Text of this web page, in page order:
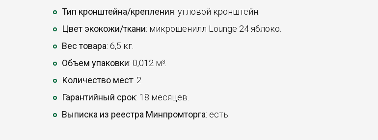
Тип кронштейна/крепления: угловой кронштейн.
Цвет экокожи/ткани: микрошенилл Lounge 24 яблоко.
Вес товара: 6,5 кг.
Объем упаковки: 0,012 м3.
Количество мест: 2.
Гарантийный срок: 18 месяцев.
Выписка из реестра Минпромторга: есть.